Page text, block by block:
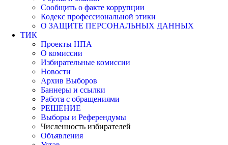
Сообщить о факте коррупции
Кодекс профессиональной этики
О ЗАЩИТЕ ПЕРСОНАЛЬНЫХ ДАННЫХ
ТИК
Проекты НПА
О комиссии
Избирательные комиссии
Новости
Архив Выборов
Баннеры и ссылки
Работа с обращениями
РЕШЕНИЕ
Выборы и Референдумы
Численность избирателей
Объявления